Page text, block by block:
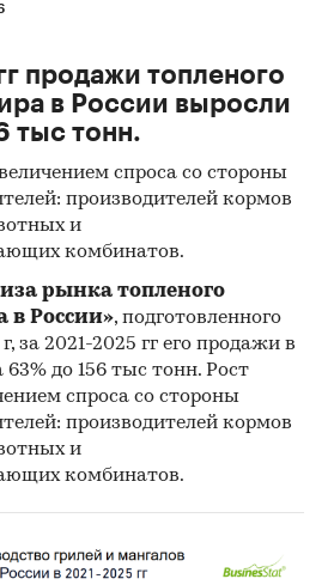
Group.
деловые и специализированные
статьи в прессе.
маркетинговых и
и другими участниками
учреждений и базы данных.
/ Продукты питания
продажи топленого
в России выросли
тыс тонн.
спроса со стороны
производителей кормов
и
комбинатов.
рынка топленого
в России», подготовленного
за 2021-2025 гг его продажи в
до 156 тыс тонн. Рост
спроса со стороны
производителей кормов
и
комбинатов.